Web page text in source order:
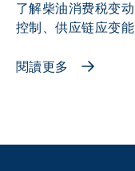
了解柴油消费税变
控制、供应链应变能
閱讀更多